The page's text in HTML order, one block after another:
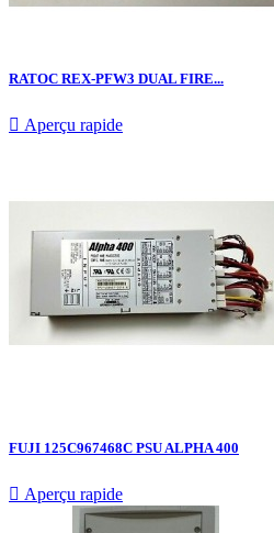
RATOC REX-PFW3 DUAL FIRE...
 Aperçu rapide
FUJI 125C967468C PSU ALPHA 400
 Aperçu rapide